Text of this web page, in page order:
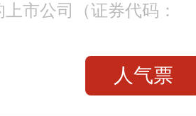
市公司（证券代码：
人气票